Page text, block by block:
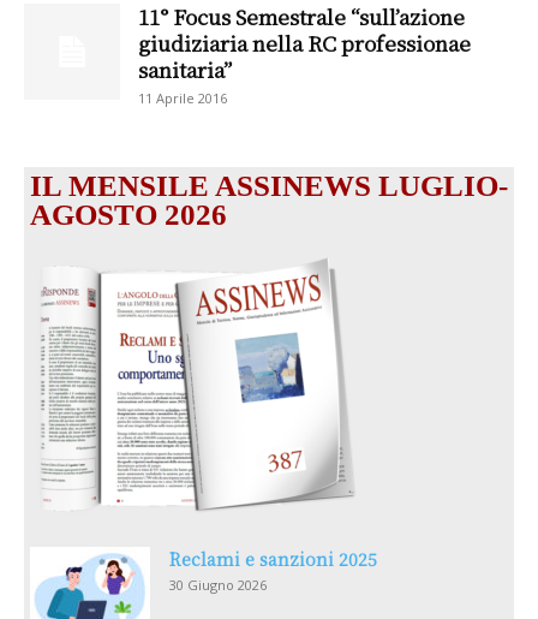
11° Focus Semestrale “sull’azione
giudiziaria nella RC professionae
sanitaria”
11 Aprile 2016
IL MENSILE ASSINEWS LUGLIO-
AGOSTO 2026
Reclami e sanzioni 2025
30 Giugno 2026